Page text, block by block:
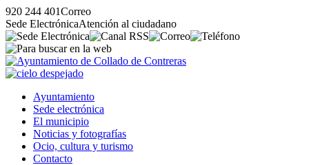
920 244 401Correo
Sede ElectrónicaAtención al ciudadano
Ayuntamiento
Sede electrónica
El municipio
Noticias y fotografías
Ocio, cultura y turismo
Contacto